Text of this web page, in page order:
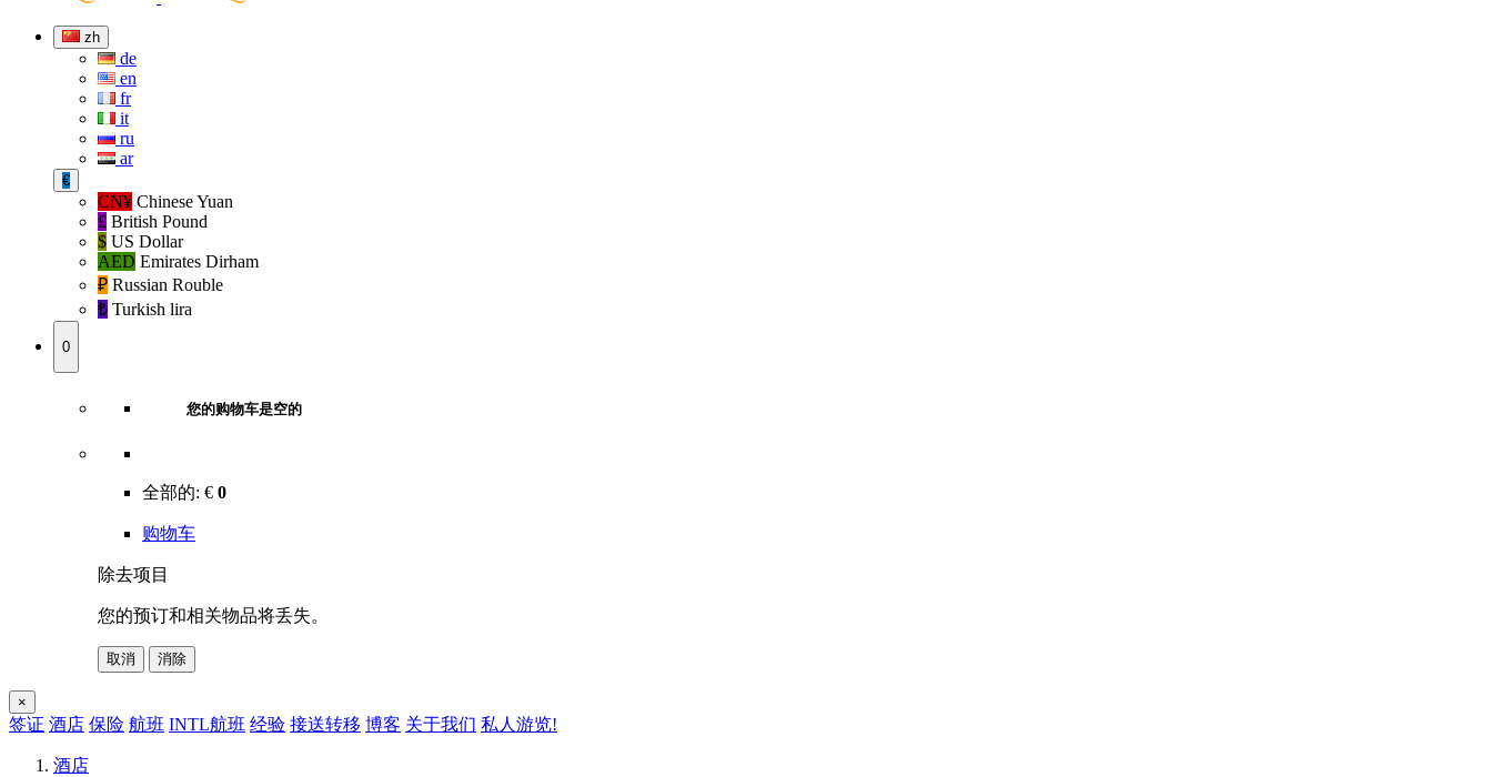
zh
de
en
fr
it
ru
ar
€
CN¥ Chinese Yuan
£ British Pound
$ US Dollar
AED Emirates Dirham
₽‎ Russian Rouble
₺‎ Turkish lira
0
您的购物车是空的
全部的: € 0
购物车
除去项目
您的预订和相关物品将丢失。
取消 消除
×
签证 酒店 保险 航班 INTL航班 经验 接送转移 博客 关于我们 私人游览!
酒店